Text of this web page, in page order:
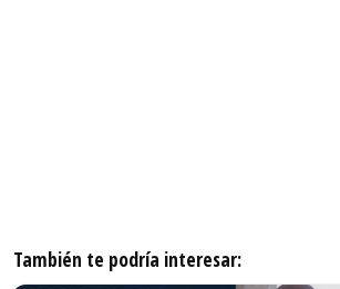
También te podría interesar: